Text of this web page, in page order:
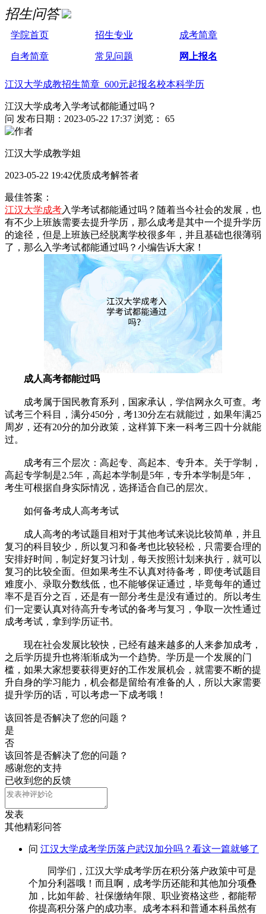
招生问答
学院首页 招生专业 成考简章
自考简章 常见问题 网上报名
江汉大学成教招生简章 600元起报名校本科学历
江汉大学成考入学考试都能通过吗？
问 发布日期：2023-05-22 17:37 浏览： 65
江汉大学成教学姐
2023-05-22 19:42优质成考解答者
最佳答案：
江汉大学成考入学考试都能通过吗？随着当今社会的发展，也
有不少上班族需要去提升学历，那么成考是其中一个提升学历
的途径，但是上班族已经脱离学校很多年，并且基础也很薄弱
了，那么入学考试都能通过吗？小编告诉大家！
成人高考都能过吗
成考属于国民教育系列，国家承认，学信网永久可查。考
试考三个科目，满分450分，考130分左右就能过，如果年满25
周岁，还有20分的加分政策，这样算下来一科考三四十分就能
过。
成考有三个层次：高起专、高起本、专升本。关于学制，
高起专学制是2.5年，高起本学制是5年，专升本学制是5年，
考生可根据自身实际情况，选择适合自己的层次。
如何备考成人高考考试
成人高考的考试题目相对于其他考试来说比较简单，并且
复习的科目较少，所以复习和备考也比较轻松，只需要合理的
安排好时间，制定好复习计划，每天按照计划来执行，就可以
复习的比较全面。但如果考生不认真对待备考，即使考试题目
难度小、录取分数线低，也不能够保证通过，毕竟每年的通过
率不是百分之百，还是有一部分考生是没有通过的。所以考生
们一定要认真对待高升专考试的备考与复习，争取一次性通过
成考考试，拿到学历证书。
现在社会发展比较快，已经有越来越多的人来参加成考，
之后学历提升也将渐渐成为一个趋势。学历是一个发展的门
槛，如果大家想要获得更好的工作发展机会，就需要不断的提
升自身的学习能力，机会都是留给有准备的人，所以大家需要
提升学历的话，可以考虑一下成考哦！
该回答是否解决了您的问题？
是
否
该回答是否解决了您的问题？
感谢您的支持
已收到您的反馈
发表
其他精彩问答
问 江汉大学成考学历落户武汉加分吗？看这一篇就够了
同学们，江汉大学成考学历在积分落户政策中可是
个加分利器哦！而且啊，成考学历还能和其他加分项叠
加，比如年龄、社保缴纳年限、职业资格这些，都能帮
你提高积分落户的成功率。成考本科和普通本科虽然有